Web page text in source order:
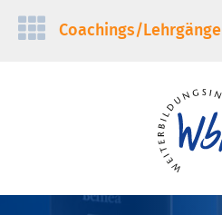
Navigation
Coachings/­Lehrgänge